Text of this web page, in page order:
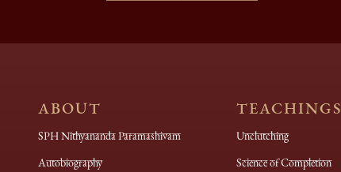
ABOUT
SPH Nithyananda Paramashivam
Autobiography
TEACHINGS
Unclutching
Science of Completion